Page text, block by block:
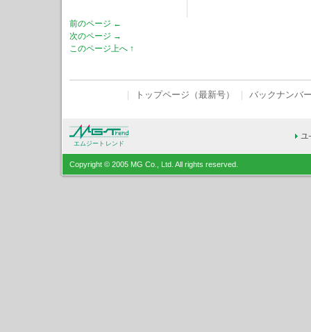
前のページ ←
次のページ →
このページ上へ ↑
トップページ（最新号） バックナンバ
エムジートレンド
Copyright © 2005 MG Co., Ltd. All rights reserved.